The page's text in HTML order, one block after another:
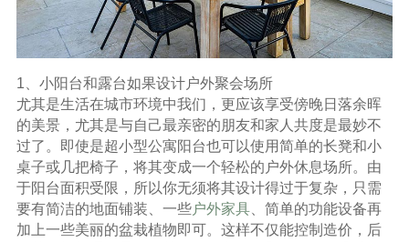
1、小阳台和露台如果设计户外聚会场所
尤其是生活在城市环境中我们，更应该享受傍晚日落余晖
的美景，尤其是与自己最亲密的朋友和家人共度是最妙不
过了。即使是超小型公寓阳台也可以使用简单的长凳和小
桌子或几把椅子，将其变成一个轻松的户外休息场所。由
于阳台面积受限，所以你无须将其设计得过于复杂，只需
要有简洁的地面铺装、一些户外家具、简单的功能设备再
加上一些美丽的盆栽植物即可。这样不仅能控制造价，后